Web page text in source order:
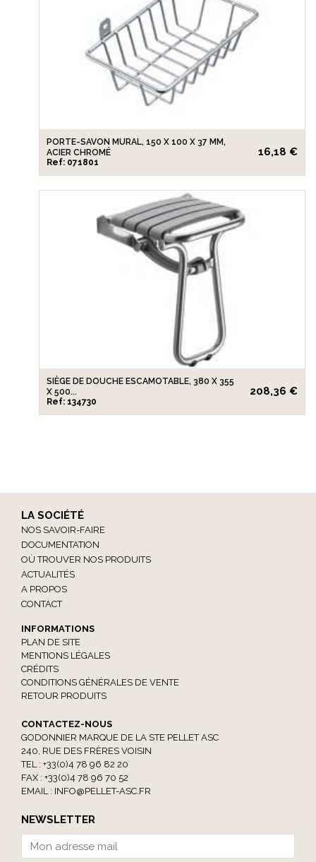
PORTE-SAVON MURAL, 150 X 100 X 37 MM,
ACIER CHROMÉ
Ref: 071801
16,18 €
SIÈGE DE DOUCHE ESCAMOTABLE, 380 X 355
X 500...
Ref: 134730
208,36 €
LA SOCIÉTÉ
NOS SAVOIR-FAIRE
DOCUMENTATION
OÙ TROUVER NOS PRODUITS
ACTUALITÉS
A PROPOS
CONTACT
INFORMATIONS
PLAN DE SITE
MENTIONS LÉGALES
CRÉDITS
CONDITIONS GÉNÉRALES DE VENTE
RETOUR PRODUITS
CONTACTEZ-NOUS
GODONNIER MARQUE DE LA STE PELLET ASC
240, RUE DES FRÈRES VOISIN
TEL : +33(0)4 78 96 82 20
FAX : +33(0)4 78 96 70 52
EMAIL : INFO@PELLET-ASC.FR
NEWSLETTER